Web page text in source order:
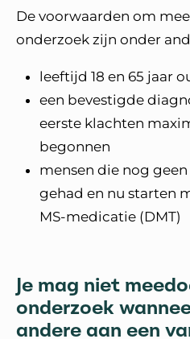
De voorwaarden om
onderzoek zijn onder
leeftijd 18 en 65 jaar
een bevestigde
eerste klachten
begonnen
mensen die nog
gehad en nu starten
MS-medicatie (DMT)
Je mag niet
onderzoek
andere aan een